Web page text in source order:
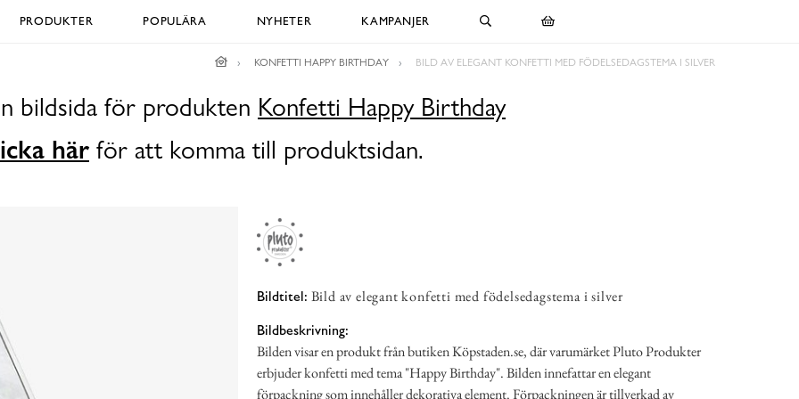
PRODUKTER POPULÄRA NYHETER KAMPANJER
KONFETTI HAPPY BIRTHDAY BILD AV ELEGANT KONFETTI MED FÖDELSEDAGSTEMA I SILVER
bildsida för produkten Konfetti Happy Birthday
här för att komma till produktsidan.
Bildtitel: Bild av elegant konfetti med födelsedagstema i silver
Bildbeskrivning:
Bilden visar en produkt från butiken Köpstaden.se, där varumärket Pluto Produkter
erbjuder konfetti med tema "Happy Birthday". Bilden innefattar en elegant
förpackning som innehåller dekorativa element. Förpackningen är tillverkad av